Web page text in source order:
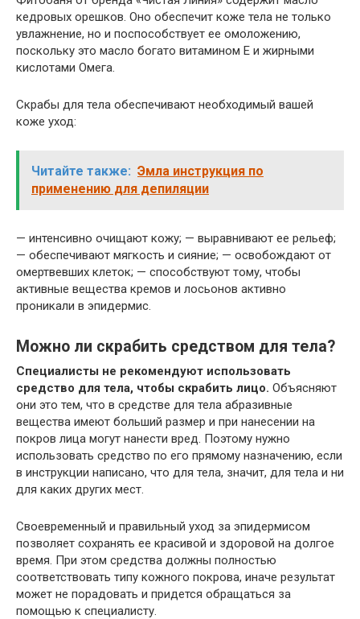
кедровых орешков. Оно обеспечит коже тела не только
увлажнение, но и поспособствует ее омоложению,
поскольку это масло богато витамином Е и жирными
кислотами Омега.
Скрабы для тела обеспечивают необходимый вашей
коже уход:
Читайте также: Эмла инструкция по
применению для депиляции
— интенсивно очищают кожу; — выравнивают ее рельеф;
— обеспечивают мягкость и сияние; — освобождают от
омертвевших клеток; — способствуют тому, чтобы
активные вещества кремов и лосьонов активно
проникали в эпидермис.
Можно ли скрабить средством для тела?
Специалисты не рекомендуют использовать
средство для тела, чтобы скрабить лицо. Объясняют
они это тем, что в средстве для тела абразивные
вещества имеют больший размер и при нанесении на
покров лица могут нанести вред. Поэтому нужно
использовать средство по его прямому назначению, если
в инструкции написано, что для тела, значит, для тела и ни
для каких других мест.
Своевременный и правильный уход за эпидермисом
позволяет сохранять ее красивой и здоровой на долгое
время. При этом средства должны полностью
соответствовать типу кожного покрова, иначе результат
может не порадовать и придется обращаться за
помощью к специалисту.